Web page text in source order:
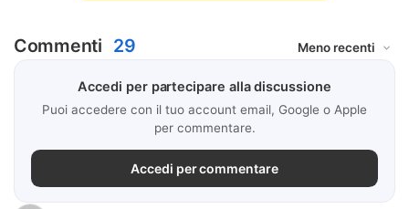
Commenti 29
Accedi per partecipare alla discussione
Puoi accedere con il tuo account email, Google o Apple
per commentare.
Accedi per commentare